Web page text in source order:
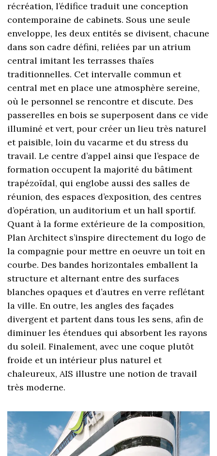
récréation, l’édifice traduit une conception
contemporaine de cabinets. Sous une seule
enveloppe, les deux entités se divisent, chacune
dans son cadre défini, reliées par un atrium
central imitant les terrasses thaïes
traditionnelles. Cet intervalle commun et
central met en place une atmosphère sereine,
où le personnel se rencontre et discute. Des
passerelles en bois se superposent dans ce vide
illuminé et vert, pour créer un lieu très naturel
et paisible, loin du vacarme et du stress du
travail. Le centre d’appel ainsi que l’espace de
formation occupent la majorité du bâtiment
trapézoïdal, qui englobe aussi des salles de
réunion, des espaces d’exposition, des centres
d’opération, un auditorium et un hall sportif.
Quant à la forme extérieure de la composition,
Plan Architect s’inspire directement du logo de
la compagnie pour mettre en oeuvre un toit en
courbe. Des bandes horizontales emballent la
structure et alternant entre des surfaces
blanches opaques et d’autres en verre reflétant
la ville. En outre, les angles des façades
divergent et partent dans tous les sens, afin de
diminuer les étendues qui absorbent les rayons
du soleil. Finalement, avec une coque plutôt
froide et un intérieur plus naturel et
chaleureux, AIS illustre une notion de travail
très moderne.